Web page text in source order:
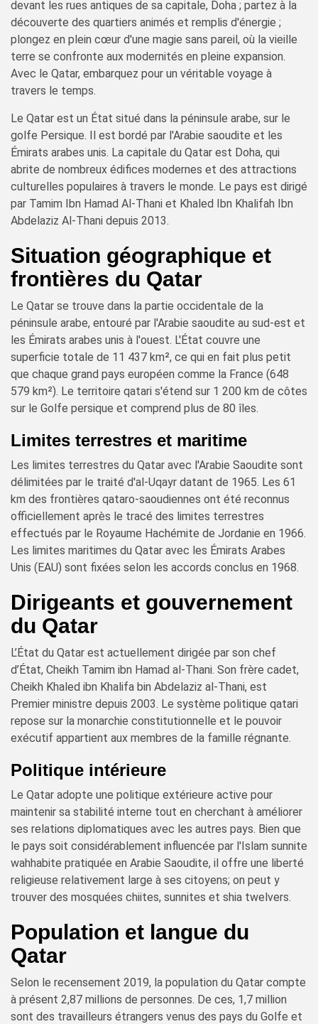
devant les rues antiques de sa capitale, Doha ; partez à la
découverte des quartiers animés et remplis d'énergie ;
plongez en plein cœur d'une magie sans pareil, où la vieille
terre se confronte aux modernités en pleine expansion.
Avec le Qatar, embarquez pour un véritable voyage à
travers le temps.
Le Qatar est un État situé dans la péninsule arabe, sur le
golfe Persique. Il est bordé par l'Arabie saoudite et les
Émirats arabes unis. La capitale du Qatar est Doha, qui
abrite de nombreux édifices modernes et des attractions
culturelles populaires à travers le monde. Le pays est dirigé
par Tamim Ibn Hamad Al-Thani et Khaled Ibn Khalifah Ibn
Abdelaziz Al-Thani depuis 2013.
Situation géographique et
frontières du Qatar
Le Qatar se trouve dans la partie occidentale de la
péninsule arabe, entouré par l'Arabie saoudite au sud-est et
les Émirats arabes unis à l'ouest. L'État couvre une
superficie totale de 11 437 km², ce qui en fait plus petit
que chaque grand pays européen comme la France (648
579 km²). Le territoire qatari s'étend sur 1 200 km de côtes
sur le Golfe persique et comprend plus de 80 îles.
Limites terrestres et maritime
Les limites terrestres du Qatar avec l'Arabie Saoudite sont
délimitées par le traité d'al-Uqayr datant de 1965. Les 61
km des frontières qataro-saoudiennes ont été reconnus
officiellement après le tracé des limites terrestres
effectués par le Royaume Hachémite de Jordanie en 1966.
Les limites maritimes du Qatar avec les Émirats Arabes
Unis (EAU) sont fixées selon les accords conclus en 1968.
Dirigeants et gouvernement
du Qatar
L’État du Qatar est actuellement dirigée par son chef
d’État, Cheikh Tamim ibn Hamad al-Thani. Son frère cadet,
Cheikh Khaled ibn Khalifa bin Abdelaziz al-Thani, est
Premier ministre depuis 2003. Le système politique qatari
repose sur la monarchie constitutionnelle et le pouvoir
exécutif appartient aux membres de la famille régnante.
Politique intérieure
Le Qatar adopte une politique extérieure active pour
maintenir sa stabilité interne tout en cherchant à améliorer
ses relations diplomatiques avec les autres pays. Bien que
le pays soit considérablement influencée par l'Islam sunnite
wahhabite pratiquée en Arabie Saoudite, il offre une liberté
religieuse relativement large à ses citoyens; on peut y
trouver des mosquées chiites, sunnites et shia twelvers.
Population et langue du
Qatar
Selon le recensement 2019, la population du Qatar compte
à présent 2,87 millions de personnes. De ces, 1,7 million
sont des travailleurs étrangers venus des pays du Golfe et